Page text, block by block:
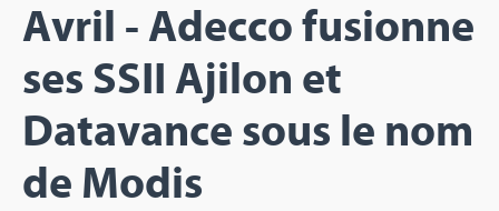
Inscription
Avril - Adecco fusionne
ses SSII Ajilon et
Datavance sous le nom
de Modis